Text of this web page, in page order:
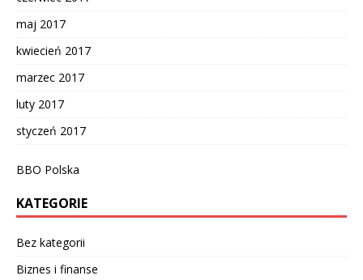
maj 2017
kwiecień 2017
marzec 2017
luty 2017
styczeń 2017
BBO Polska
KATEGORIE
Bez kategorii
Biznes i finanse